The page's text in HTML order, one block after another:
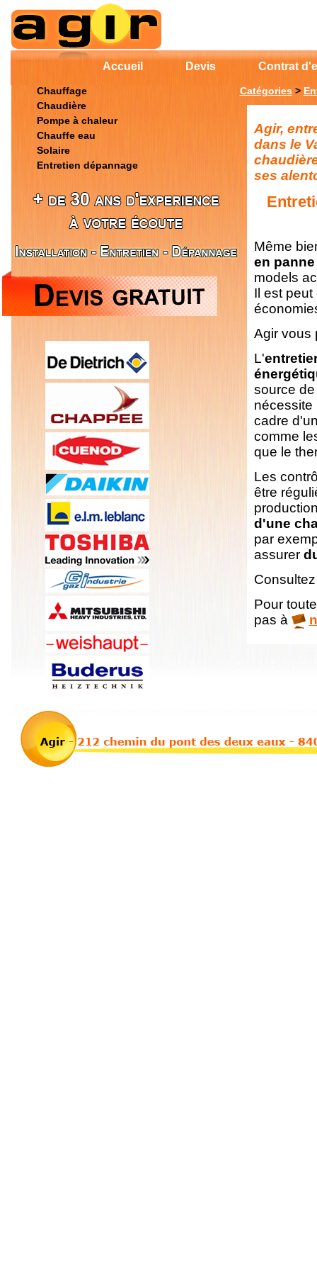
Accueil Devis Contrat
Chauffage
Chaudière
Pompe à chaleur
Chauffe eau
Solaire
Entretien dépannage
Catégories >
Agir,
dans le
ses
Même
en
models
Il est
Agir vous
L'
source
nécessite
cadre
comme
que le
Les
être
d'une
par
assurer
Pour
pas à